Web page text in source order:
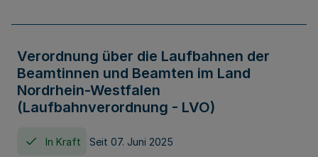
Verordnung über die Laufbahnen der
Beamtinnen und Beamten im Land
Nordrhein-Westfalen
(Laufbahnverordnung - LVO)
In Kraft Seit 07. Juni 2025